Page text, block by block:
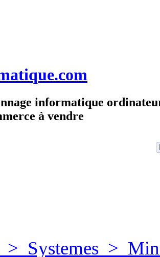
informatique
à vendre
> Systemes >